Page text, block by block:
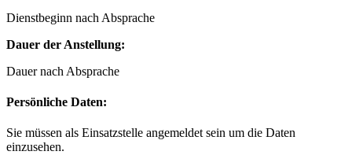
Dienstbeginn nach Absprache
Dauer der Anstellung:
Dauer nach Absprache
Persönliche Daten:
Sie müssen als Einsatzstelle angemeldet sein um die Daten
einzusehen.